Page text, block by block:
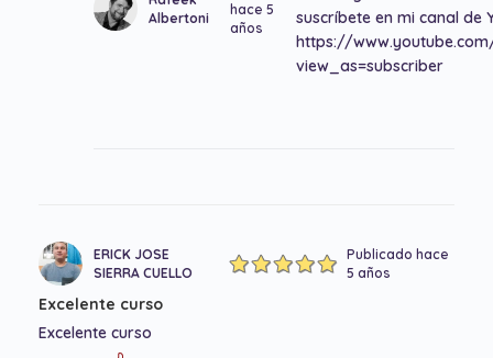
Albertoni
hace 5
años
suscríbete en mi canal de
https://
view_as=subscriber
ERICK JOSE
SIERRA CUELLO
Publicado hace
5 años
Excelente curso
Excelente curso